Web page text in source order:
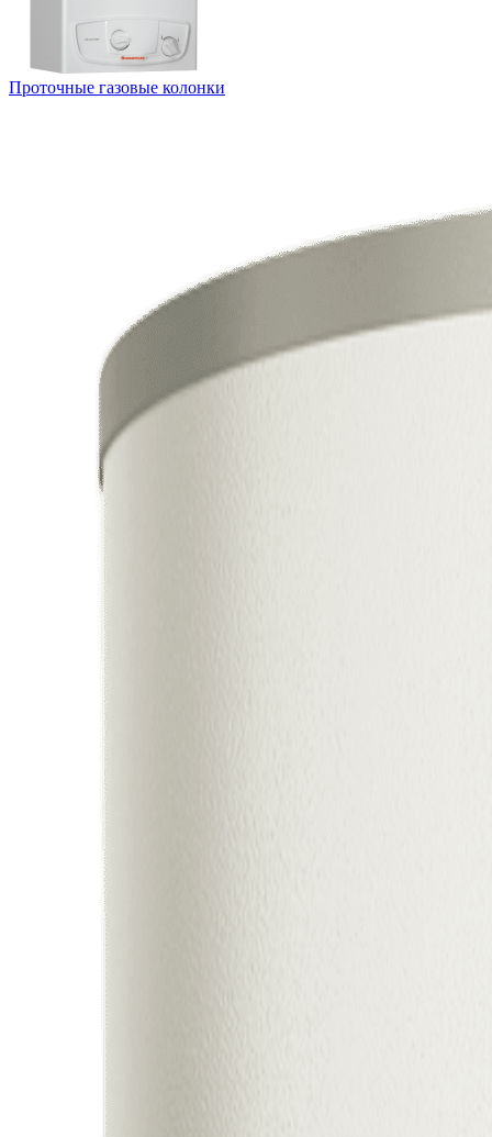
Проточные газовые колонки